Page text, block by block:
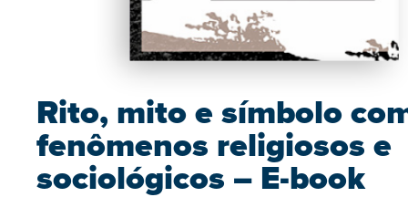
Rito, mito e símbolo
fenômenos religiosos e
sociológicos – E-book